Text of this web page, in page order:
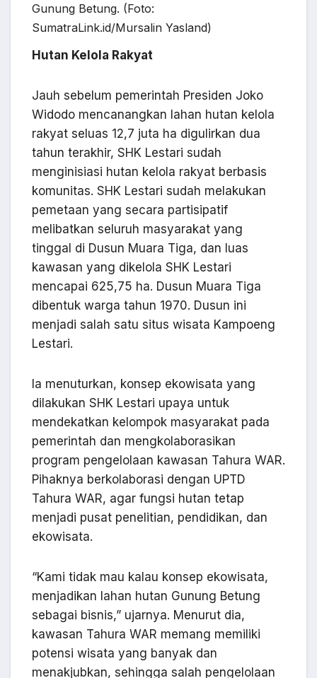
Gunung Betung. (Foto:
SumatraLink.id/Mursalin Yasland)
Hutan Kelola Rakyat
Jauh sebelum pemerintah Presiden Joko
Widodo mencanangkan lahan hutan kelola
rakyat seluas 12,7 juta ha digulirkan dua
tahun terakhir, SHK Lestari sudah
menginisiasi hutan kelola rakyat berbasis
komunitas. SHK Lestari sudah melakukan
pemetaan yang secara partisipatif
melibatkan seluruh masyarakat yang
tinggal di Dusun Muara Tiga, dan luas
kawasan yang dikelola SHK Lestari
mencapai 625,75 ha. Dusun Muara Tiga
dibentuk warga tahun 1970. Dusun ini
menjadi salah satu situs wisata Kampoeng
Lestari.
Ia menuturkan, konsep ekowisata yang
dilakukan SHK Lestari upaya untuk
mendekatkan kelompok masyarakat pada
pemerintah dan mengkolaborasikan
program pengelolaan kawasan Tahura WAR.
Pihaknya berkolaborasi dengan UPTD
Tahura WAR, agar fungsi hutan tetap
menjadi pusat penelitian, pendidikan, dan
ekowisata.
“Kami tidak mau kalau konsep ekowisata,
menjadikan lahan hutan Gunung Betung
sebagai bisnis,” ujarnya. Menurut dia,
kawasan Tahura WAR memang memiliki
potensi wisata yang banyak dan
menakjubkan, sehingga salah pengelolaan